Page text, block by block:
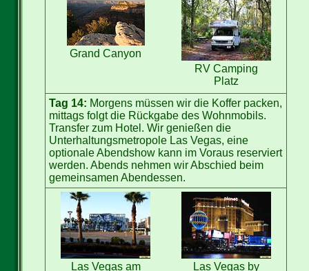
Grand Canyon
RV Camping
Platz
Tag 14: Morgens müssen wir die Koffer packen,
mittags folgt die Rückgabe des Wohnmobils.
Transfer zum Hotel. Wir genießen die
Unterhaltungsmetropole Las Vegas, eine
optionale Abendshow kann im Voraus reserviert
werden. Abends nehmen wir Abschied beim
gemeinsamen Abendessen.
Las Vegas am
Las Vegas by